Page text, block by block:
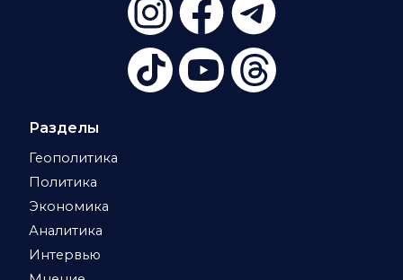
Разделы
Геополитика
Политика
Экономика
Аналитика
Интервью